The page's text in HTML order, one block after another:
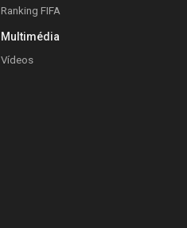
Ranking FIFA
Multimédia
Vídeos